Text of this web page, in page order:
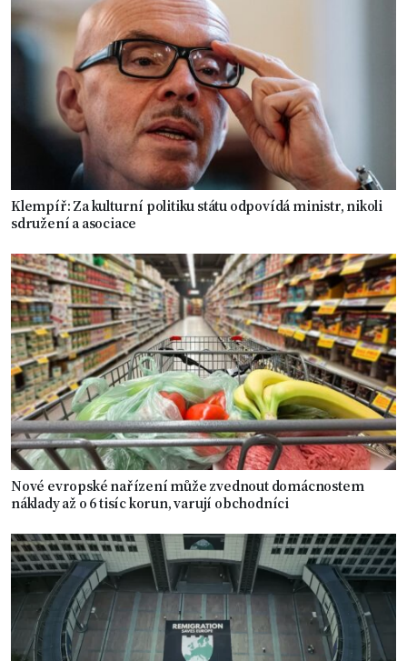
Klempíř: Za kulturní politiku státu odpovídá ministr, nikoli
sdružení a asociace
Nové evropské nařízení může zvednout domácnostem
náklady až o 6 tisíc korun, varují obchodníci